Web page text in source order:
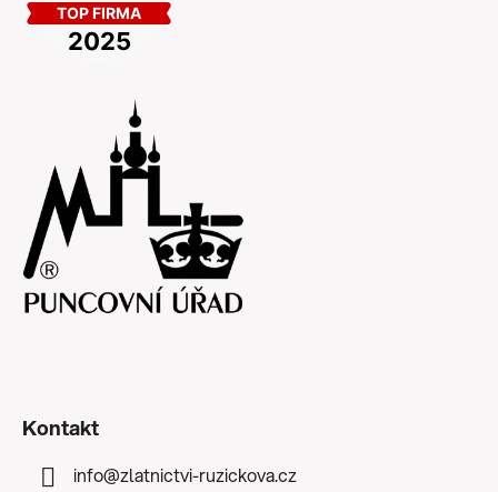
Kontakt
info@zlatnictvi-ruzickova.cz